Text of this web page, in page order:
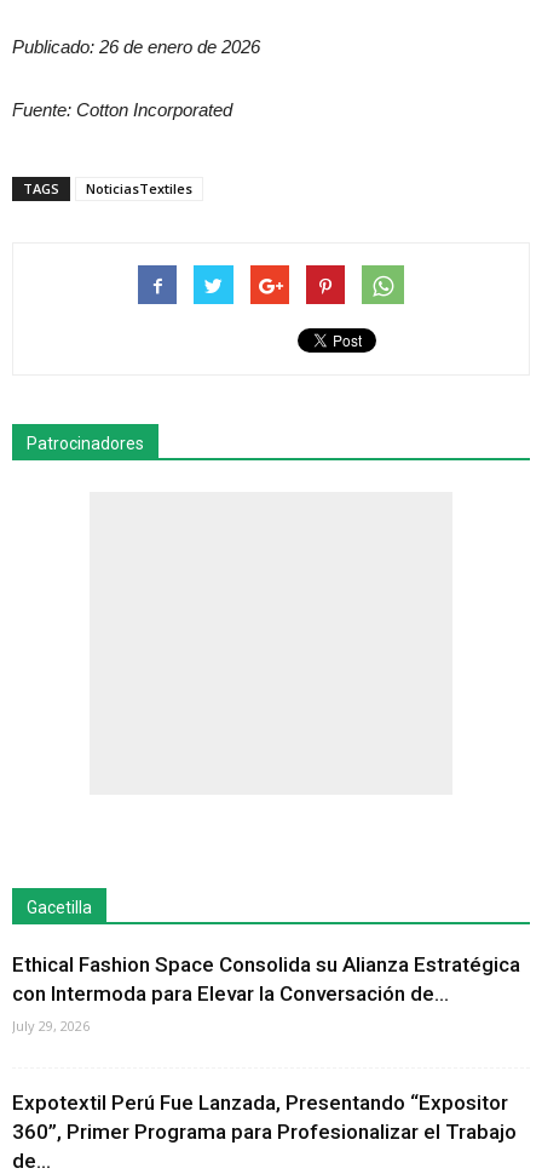
Publicado: 26 de enero de 2026
Fuente: Cotton Incorporated
TAGS NoticiasTextiles
Patrocinadores
Gacetilla
Ethical Fashion Space Consolida su Alianza Estratégica
con Intermoda para Elevar la Conversación de...
July 29, 2026
Expotextil Perú Fue Lanzada, Presentando “Expositor
360”, Primer Programa para Profesionalizar el Trabajo
de...